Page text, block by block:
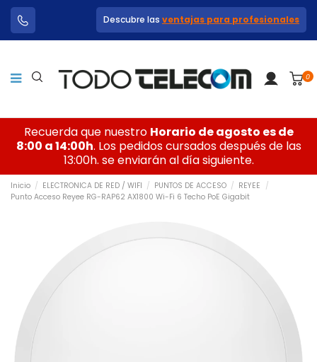
Descubre las ventajas para profesionales
0
Recuerda que nuestro Horario de agosto es de
8:00 a 14:00h. Los pedidos cursados después de las
13:00h. se enviarán al día siguiente.
Inicio ELECTRONICA DE RED / WIFI PUNTOS DE ACCESO
REYEE
Punto Acceso Reyee RG-RAP62 AX1800 Wi-Fi 6 Techo PoE Gigabit